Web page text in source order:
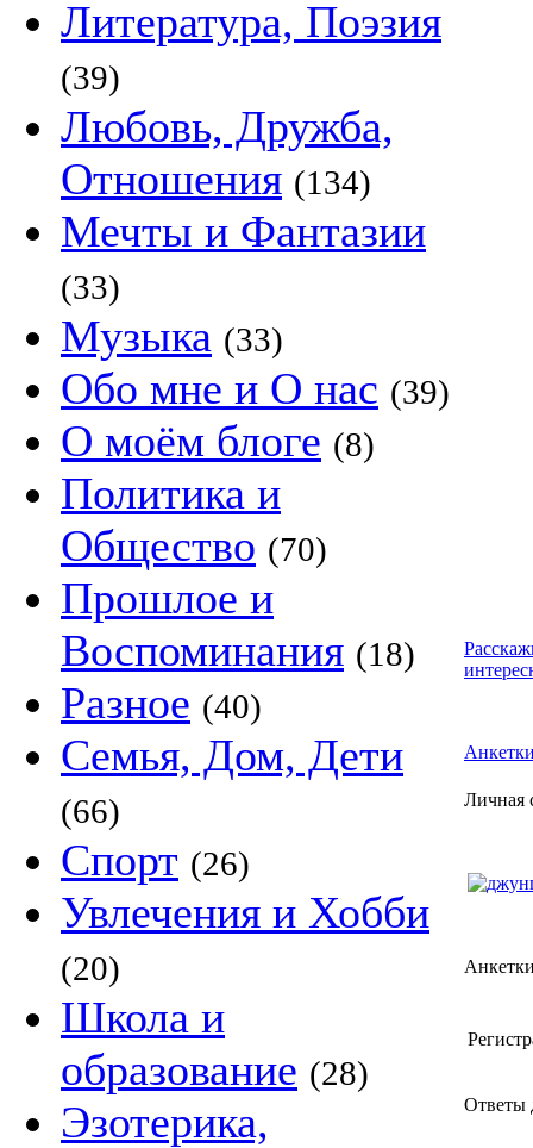
Литература, Поэзия
(39)
Любовь, Дружба,
Отношения (134)
Мечты и Фантазии
(33)
Музыка (33)
Обо мне и О нас (39)
О моём блоге (8)
Политика и
Общество (70)
Прошлое и
Воспоминания (18)
Разное (40)
Семья, Дом, Дети
(66)
Спорт (26)
Увлечения и Хобби
(20)
Школа и
образование (28)
Эзотерика,
Личная
Ответы